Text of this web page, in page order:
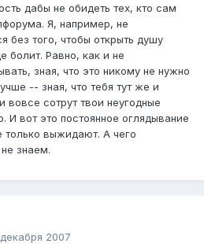
дабы не обидеть тех, кто сам
Я, например, не
без того, чтобы открыть душу
болит. Равно, как и не
зная, что это никому не нужно
-- зная, что тебя тут же и
вовсе сотрут твои неугодные
И вот это постоянное оглядывание
только выжидают. А чего
знаем.
2007